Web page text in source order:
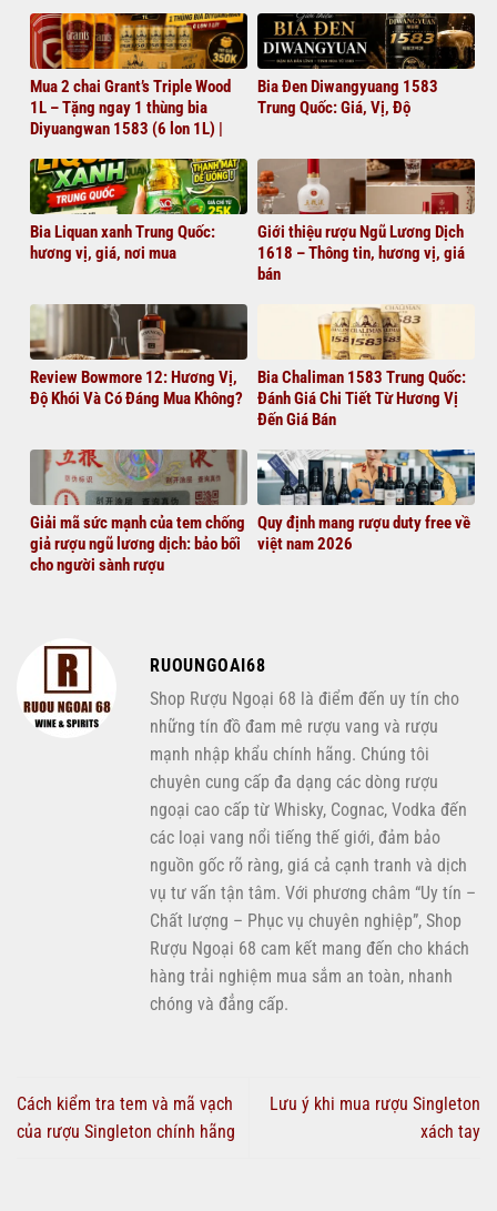
Mua 2 chai Grant’s Triple Wood
1L – Tặng ngay 1 thùng bia
Diyuangwan 1583 (6 lon 1L) |
Bia Đen Diwangyuang 1583
Trung Quốc: Giá, Vị, Độ
Bia Liquan xanh Trung Quốc:
hương vị, giá, nơi mua
Giới thiệu rượu Ngũ Lương Dịch
1618 – Thông tin, hương vị, giá
bán
Review Bowmore 12: Hương Vị,
Độ Khói Và Có Đáng Mua Không?
Bia Chaliman 1583 Trung Quốc:
Đánh Giá Chi Tiết Từ Hương Vị
Đến Giá Bán
Giải mã sức mạnh của tem chống
giả rượu ngũ lương dịch: bảo bối
cho người sành rượu
Quy định mang rượu duty free về
việt nam 2026
RUOUNGOAI68
Shop Rượu Ngoại 68 là điểm đến uy tín cho
những tín đồ đam mê rượu vang và rượu
mạnh nhập khẩu chính hãng. Chúng tôi
chuyên cung cấp đa dạng các dòng rượu
ngoại cao cấp từ Whisky, Cognac, Vodka đến
các loại vang nổi tiếng thế giới, đảm bảo
nguồn gốc rõ ràng, giá cả cạnh tranh và dịch
vụ tư vấn tận tâm. Với phương châm “Uy tín –
Chất lượng – Phục vụ chuyên nghiệp”, Shop
Rượu Ngoại 68 cam kết mang đến cho khách
hàng trải nghiệm mua sắm an toàn, nhanh
chóng và đẳng cấp.
Cách kiểm tra tem và mã vạch
của rượu Singleton chính hãng
Lưu ý khi mua rượu Singleton
xách tay